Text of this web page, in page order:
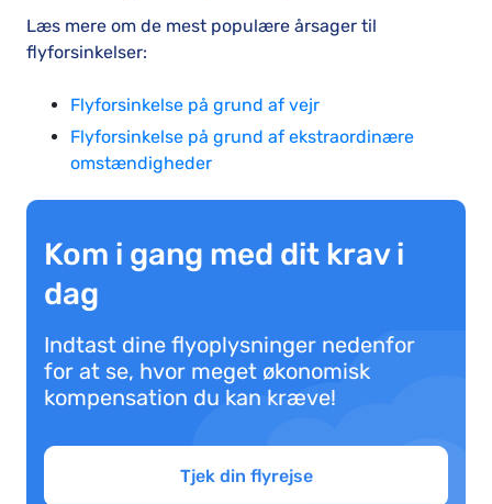
Læs mere om de mest populære årsager til
flyforsinkelser:
Flyforsinkelse på grund af vejr
Flyforsinkelse på grund af ekstraordinære
omstændigheder
Kom i gang med dit krav i
dag
Indtast dine flyoplysninger nedenfor
for at se, hvor meget økonomisk
kompensation du kan kræve!
Tjek din flyrejse